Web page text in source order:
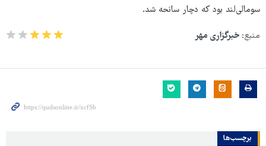
سومالی‌لند بود که دچار سانحه شد.
منبع: خبرگزاری مهر
برچسب‌ها